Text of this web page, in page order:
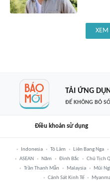
XEM
TẢI ỨNG
ĐỂ KHÔNG BỎ
Điều khoản sử dụng
Indonesia Tô Lâm Liên Bang Nga
ASEAN
Năm Đình Bắc Chủ Tịch
Trần Thanh Mẫn
Malaysia Mũi
Cảnh Sát Kinh Tế